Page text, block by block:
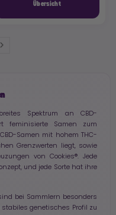
Übersicht
Spektrum an CBD-
feminisierte Samen zum
Samen mit hohem THC-
Grenzwerten liegt, sowie
von Cookies®. Jede
und jede Sorte hat ihre
bei Sammlern besonders
genetisches Profil zu